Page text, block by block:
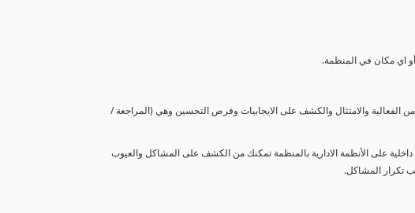
اي مكان في المنظمة.
والامتثال والكشف على الايجابيات وفرص التحسين وهي (المراجعة /
على الأنظمة الادارية بالمنظمة تمكنك من الكشف على المشاكل والعيوب
تكرار المشاكل.